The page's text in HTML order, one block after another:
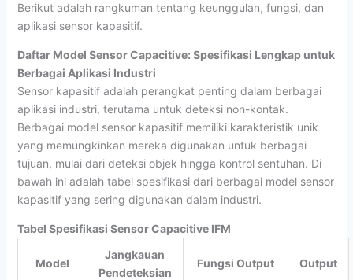
Berikut adalah rangkuman tentang keunggulan, fungsi, dan
aplikasi sensor kapasitif.
Daftar Model Sensor Capacitive: Spesifikasi Lengkap untuk
Berbagai Aplikasi Industri
Sensor kapasitif adalah perangkat penting dalam berbagai
aplikasi industri, terutama untuk deteksi non-kontak.
Berbagai model sensor kapasitif memiliki karakteristik unik
yang memungkinkan mereka digunakan untuk berbagai
tujuan, mulai dari deteksi objek hingga kontrol sentuhan. Di
bawah ini adalah tabel spesifikasi dari berbagai model sensor
kapasitif yang sering digunakan dalam industri.
Tabel Spesifikasi Sensor Capacitive IFM
Model
Jangkauan
Pendeteksian
Fungsi Output Output